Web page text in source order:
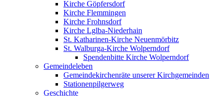
Kirche Göpfersdorf
Kirche Flemmingen
Kirche Frohnsdorf
Kirche Lglba-Niederhain
St. Katharinen-Kirche Neuenmörbitz
St. Walburga-Kirche Wolperndorf
Spendenbitte Kirche Wolperndorf
Gemeindeleben
Gemeindekirchenräte unserer Kirchgemeinden
Stationenpilgerweg
Geschichte